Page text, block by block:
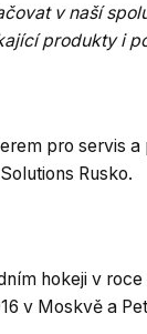
v naší
produkty i
pro servis a
Rusko.
hokeji v
v Moskvě a